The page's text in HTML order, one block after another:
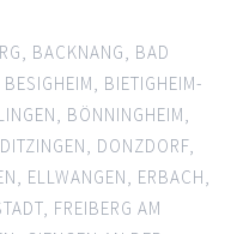
, BACKNANG, BAD
BESIGHEIM, BIETIGHEIM-
, BÖNNINGHEIM,
DITZINGEN, DONZDORF,
, ELLWANGEN, ERBACH,
, FREIBERG AM